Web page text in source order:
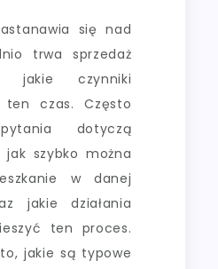
się nad
trwa sprzedaż
jakie czynniki
ten czas. Często
dotyczą
jak szybko można
w danej
jakie działania
ten proces.
jakie są typowe